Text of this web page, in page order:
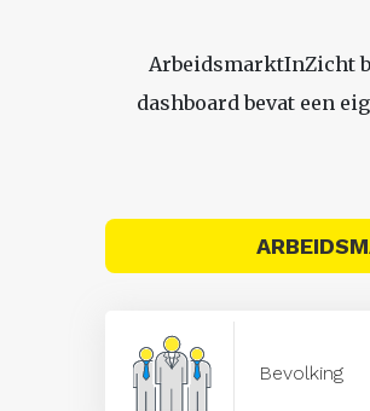
ArbeidsmarktInZicht
dashboard bevat een
Bevolking